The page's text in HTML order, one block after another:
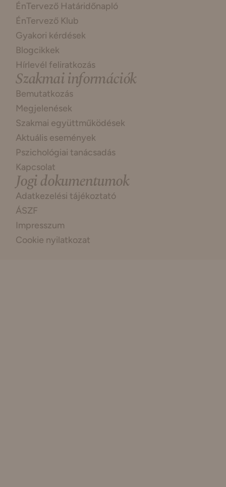
ÉnTervező Határidőnapló
ÉnTervező Klub
Gyakori kérdések
Blogcikkek
Hírlevél feliratkozás
Szakmai információk
Bemutatkozás
Megjelenések
Szakmai együttműködések
Aktuális események
Pszichológiai tanácsadás
Kapcsolat
Jogi dokumentumok
Adatkezelési tájékoztató
ÁSZF
Impresszum
Cookie nyilatkozat